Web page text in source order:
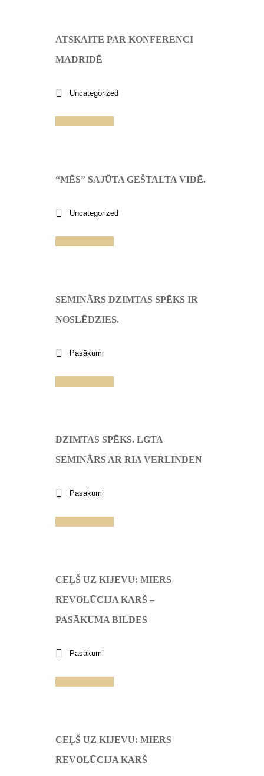
ATSKAITE PAR KONFERENCI
MADRIDĒ
Uncategorized
“MĒS” SAJŪTA GEŠTALTA VIDĒ.
Uncategorized
SEMINĀRS DZIMTAS SPĒKS IR
NOSLĒDZIES.
Pasākumi
DZIMTAS SPĒKS. LGTA
SEMINĀRS AR RIA VERLINDEN
Pasākumi
CEĻŠ UZ KIJEVU: MIERS
REVOLŪCIJA KARŠ –
PASĀKUMA BILDES
Pasākumi
CEĻŠ UZ KIJEVU: MIERS
REVOLŪCIJA KARŠ